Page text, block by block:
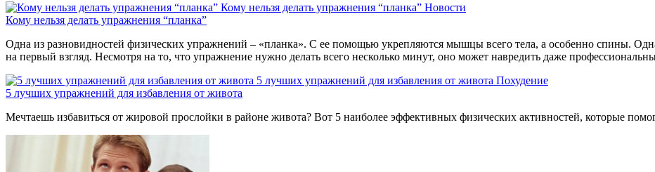
Кому нельзя делать упражнения “планка” Новости
Кому нельзя делать упражнения “планка”
Одна из разновидностей физических упражнений – «планка». С ее помощью укрепляются мышцы всего тела, а особенно спины.
на первый взгляд. Несмотря на то, что упражнение нужно делать всего несколько минут, оно может навредить даже
5 лучших упражнений для избавления от живота Похудение
5 лучших упражнений для избавления от живота
Мечтаешь избавиться от жировой прослойки в районе живота? Вот 5 наиболее эффективных физических активностей, которые